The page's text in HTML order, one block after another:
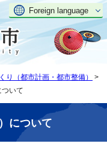
Foreign language
り（都市計画・都市整備）
>
いて
について